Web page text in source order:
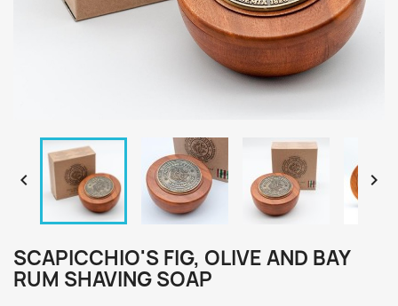
 
SCAPICCHIO'S FIG, OLIVE AND BAY
RUM SHAVING SOAP